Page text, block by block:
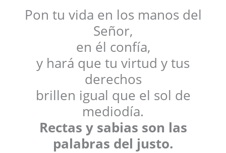
Pon tu vida en los manos del
Señor,
en él confía,
y hará que tu virtud y tus
derechos
brillen igual que el sol de
mediodía.
Rectas y sabias son las
palabras del justo.